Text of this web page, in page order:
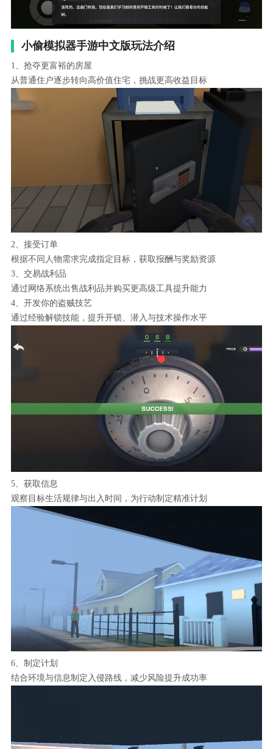
小偷模拟器手游中文版玩法介绍
1、抢夺更富裕的房屋
从普通住户逐步转向高价值住宅，挑战更高收益目标
2、接受订单
根据不同人物需求完成指定目标，获取报酬与奖励资源
3、交易战利品
通过网络系统出售战利品并购买更高级工具提升能力
4、开发你的盗贼技艺
通过经验解锁技能，提升开锁、潜入与技术操作水平
5、获取信息
观察目标生活规律与出入时间，为行动制定精准计划
6、制定计划
结合环境与信息制定入侵路线，减少风险提升成功率